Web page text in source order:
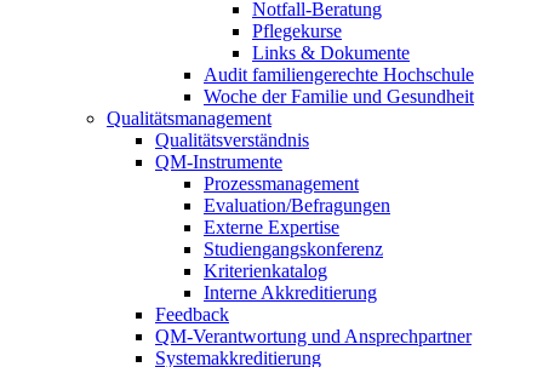
Notfall-Beratung
Pflegekurse
Links & Dokumente
Audit familiengerechte Hochschule
Woche der Familie und Gesundheit
Qualitätsmanagement
Qualitätsverständnis
QM-Instrumente
Prozessmanagement
Evaluation/Befragungen
Externe Expertise
Studiengangskonferenz
Kriterienkatalog
Interne Akkreditierung
Feedback
QM-Verantwortung und Ansprechpartner
Systemakkreditierung